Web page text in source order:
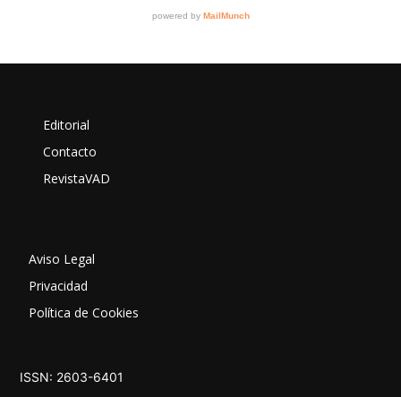
Editorial
Contacto
RevistaVAD
Aviso Legal
Privacidad
Política de Cookies
ISSN: 2603-6401